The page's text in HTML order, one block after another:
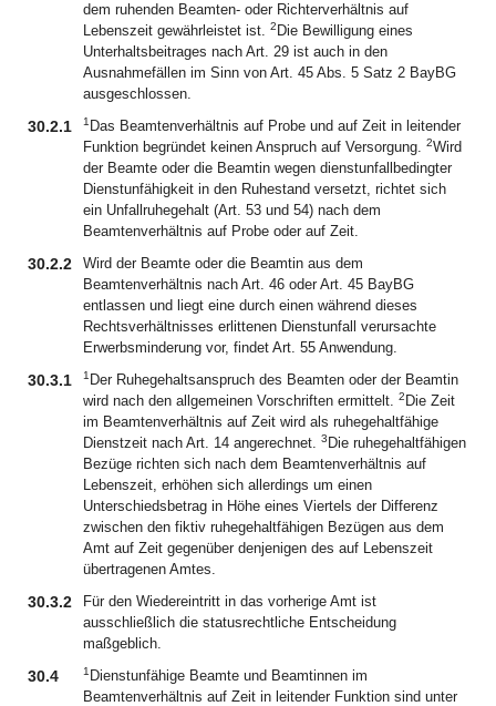
dem ruhenden Beamten- oder Richterverhältnis auf
Lebenszeit gewährleistet ist. 2 Die Bewilligung eines
Unterhaltsbeitrages nach Art. 29 ist auch in den
Ausnahmefällen im Sinn von Art. 45 Abs. 5 Satz 2 BayBG
ausgeschlossen.
30.2.1 1 Das Beamtenverhältnis auf Probe und auf Zeit in leitender
Funktion begründet keinen Anspruch auf Versorgung. 2Wird
der Beamte oder die Beamtin wegen dienstunfallbedingter
Dienstunfähigkeit in den Ruhestand versetzt, richtet sich
ein Unfallruhegehalt (Art. 53 und 54) nach dem
Beamtenverhältnis auf Probe oder auf Zeit.
30.2.2
Wird der Beamte oder die Beamtin aus dem
Beamtenverhältnis nach Art. 46 oder Art. 45 BayBG
entlassen und liegt eine durch einen während dieses
Rechtsverhältnisses erlittenen Dienstunfall verursachte
Erwerbsminderung vor, findet Art. 55 Anwendung.
30.3.1 1 Der Ruhegehaltsanspruch des Beamten oder der Beamtin
wird nach den allgemeinen Vorschriften ermittelt. 2 Die Zeit
im Beamtenverhältnis auf Zeit wird als ruhegehaltfähige
Dienstzeit nach Art. 14 angerechnet. 3 Die ruhegehaltfähigen
Bezüge richten sich nach dem Beamtenverhältnis auf
Lebenszeit, erhöhen sich allerdings um einen
Unterschiedsbetrag in Höhe eines Viertels der Differenz
zwischen den fiktiv ruhegehaltfähigen Bezügen aus dem
Amt auf Zeit gegenüber denjenigen des auf Lebenszeit
übertragenen Amtes.
30.3.2
Für den Wiedereintritt in das vorherige Amt ist
ausschließlich die statusrechtliche Entscheidung
maßgeblich.
30.4 1 Dienstunfähige Beamte und Beamtinnen im
Beamtenverhältnis auf Zeit in leitender Funktion sind unter